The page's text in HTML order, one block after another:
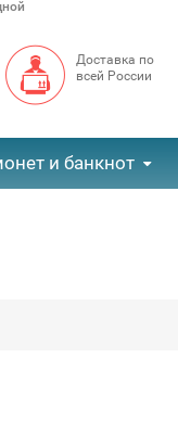
Доставка по
всей России
и банкнот